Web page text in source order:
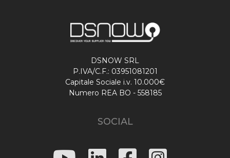
DSNOW SRL
P.IVA/C.F.: 03951081201
Capitale Sociale i.v. 10.000€
Numero REA BO - 558185
SOCIAL